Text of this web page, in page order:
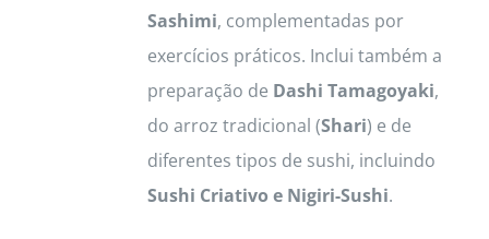
Sashimi, complementadas por
exercícios práticos. Inclui também a
preparação de Dashi Tamagoyaki,
do arroz tradicional (Shari) e de
diferentes tipos de sushi, incluindo
Sushi Criativo e Nigiri-Sushi.